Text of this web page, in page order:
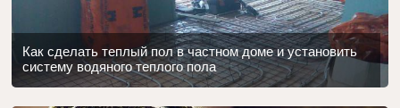
Как сделать теплый пол в частном доме и установить
систему водяного теплого пола